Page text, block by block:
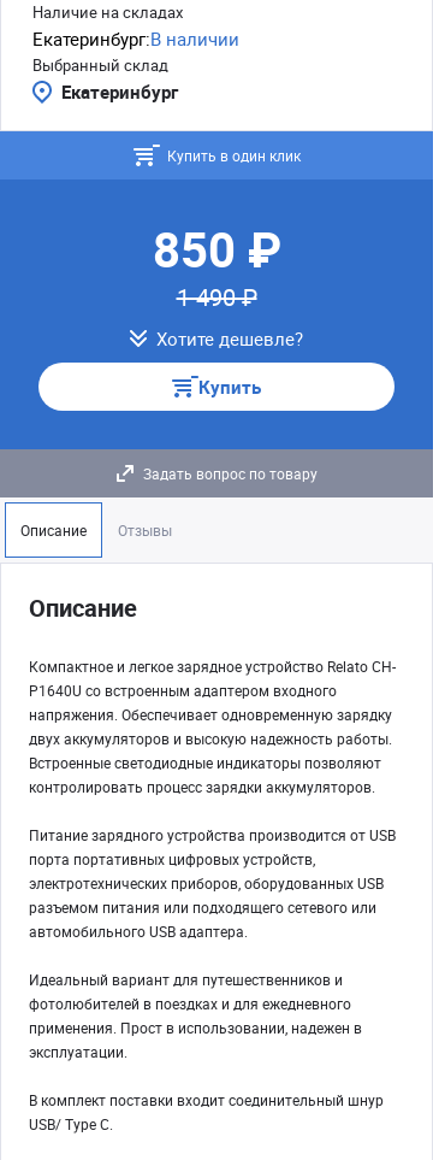
Наличие на складах
Екатеринбург:В наличии
Выбранный склад
Екатеринбург
Купить в один клик
850 ₽
1 490 ₽
Хотите дешевле?
Купить
Задать вопрос по товару
Описание Отзывы
Описание
Компактное и легкое зарядное устройство Relato CH-
P1640U со встроенным адаптером входного
напряжения. Обеспечивает одновременную зарядку
двух аккумуляторов и высокую надежность работы.
Встроенные светодиодные индикаторы позволяют
контролировать процесс зарядки аккумуляторов.
Питание зарядного устройства производится от USB
порта портативных цифровых устройств,
электротехнических приборов, оборудованных USB
разъемом питания или подходящего сетевого или
автомобильного USB адаптера.
Идеальный вариант для путешественников и
фотолюбителей в поездках и для ежедневного
применения. Прост в использовании, надежен в
эксплуатации.
В комплект поставки входит соединительный шнур
USB/ Type C.